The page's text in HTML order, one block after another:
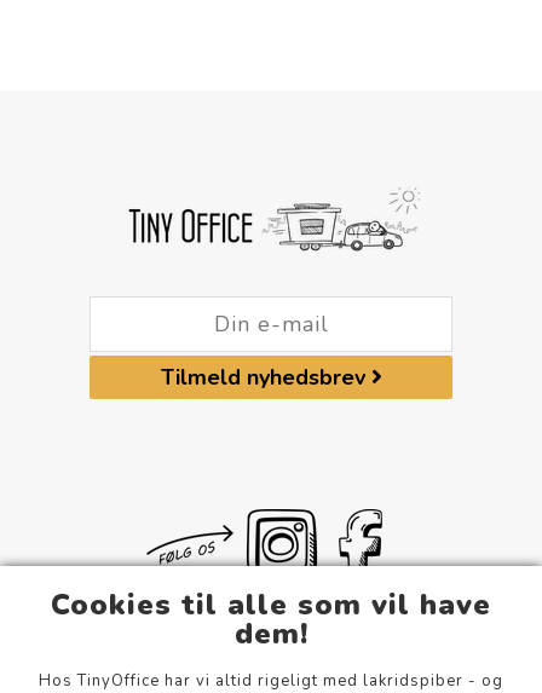
Tilmeld nyhedsbrev
Om Os
Cookies til alle som vil have
dem!
Hos TinyOffice har vi altid rigeligt med lakridspiber - og